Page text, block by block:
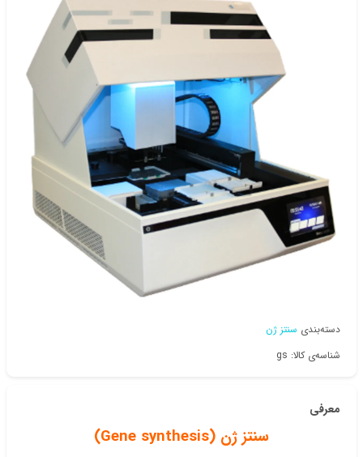
دسته‌بندی سنتز ژن
شناسه‌ی کالا: gs
معرفی
سنتز ژن (Gene synthesis)